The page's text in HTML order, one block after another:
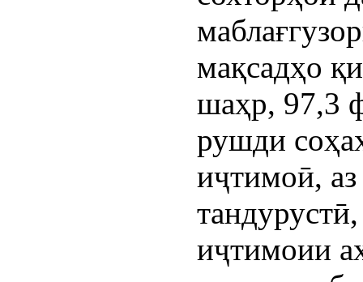
мақсадҳо
шаҳр, 97,3
рушди
иҷтимоӣ,
иҷтимоии